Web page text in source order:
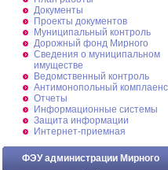
Документы
Проекты документов
Муниципальный контроль
Дорожный фонд Мирного
Cведения о муниципальном
имуществе
Ведомственный контроль
Антимонопольный комплаенс
Отчеты
Информационные системы
Защита информации
Интернет-приемная
ФЭУ администрации Мирного